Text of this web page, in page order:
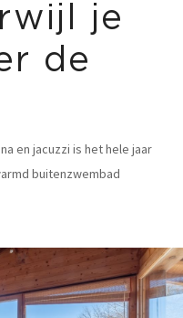
je
de
en jacuzzi is het hele jaar
buitenzwembad